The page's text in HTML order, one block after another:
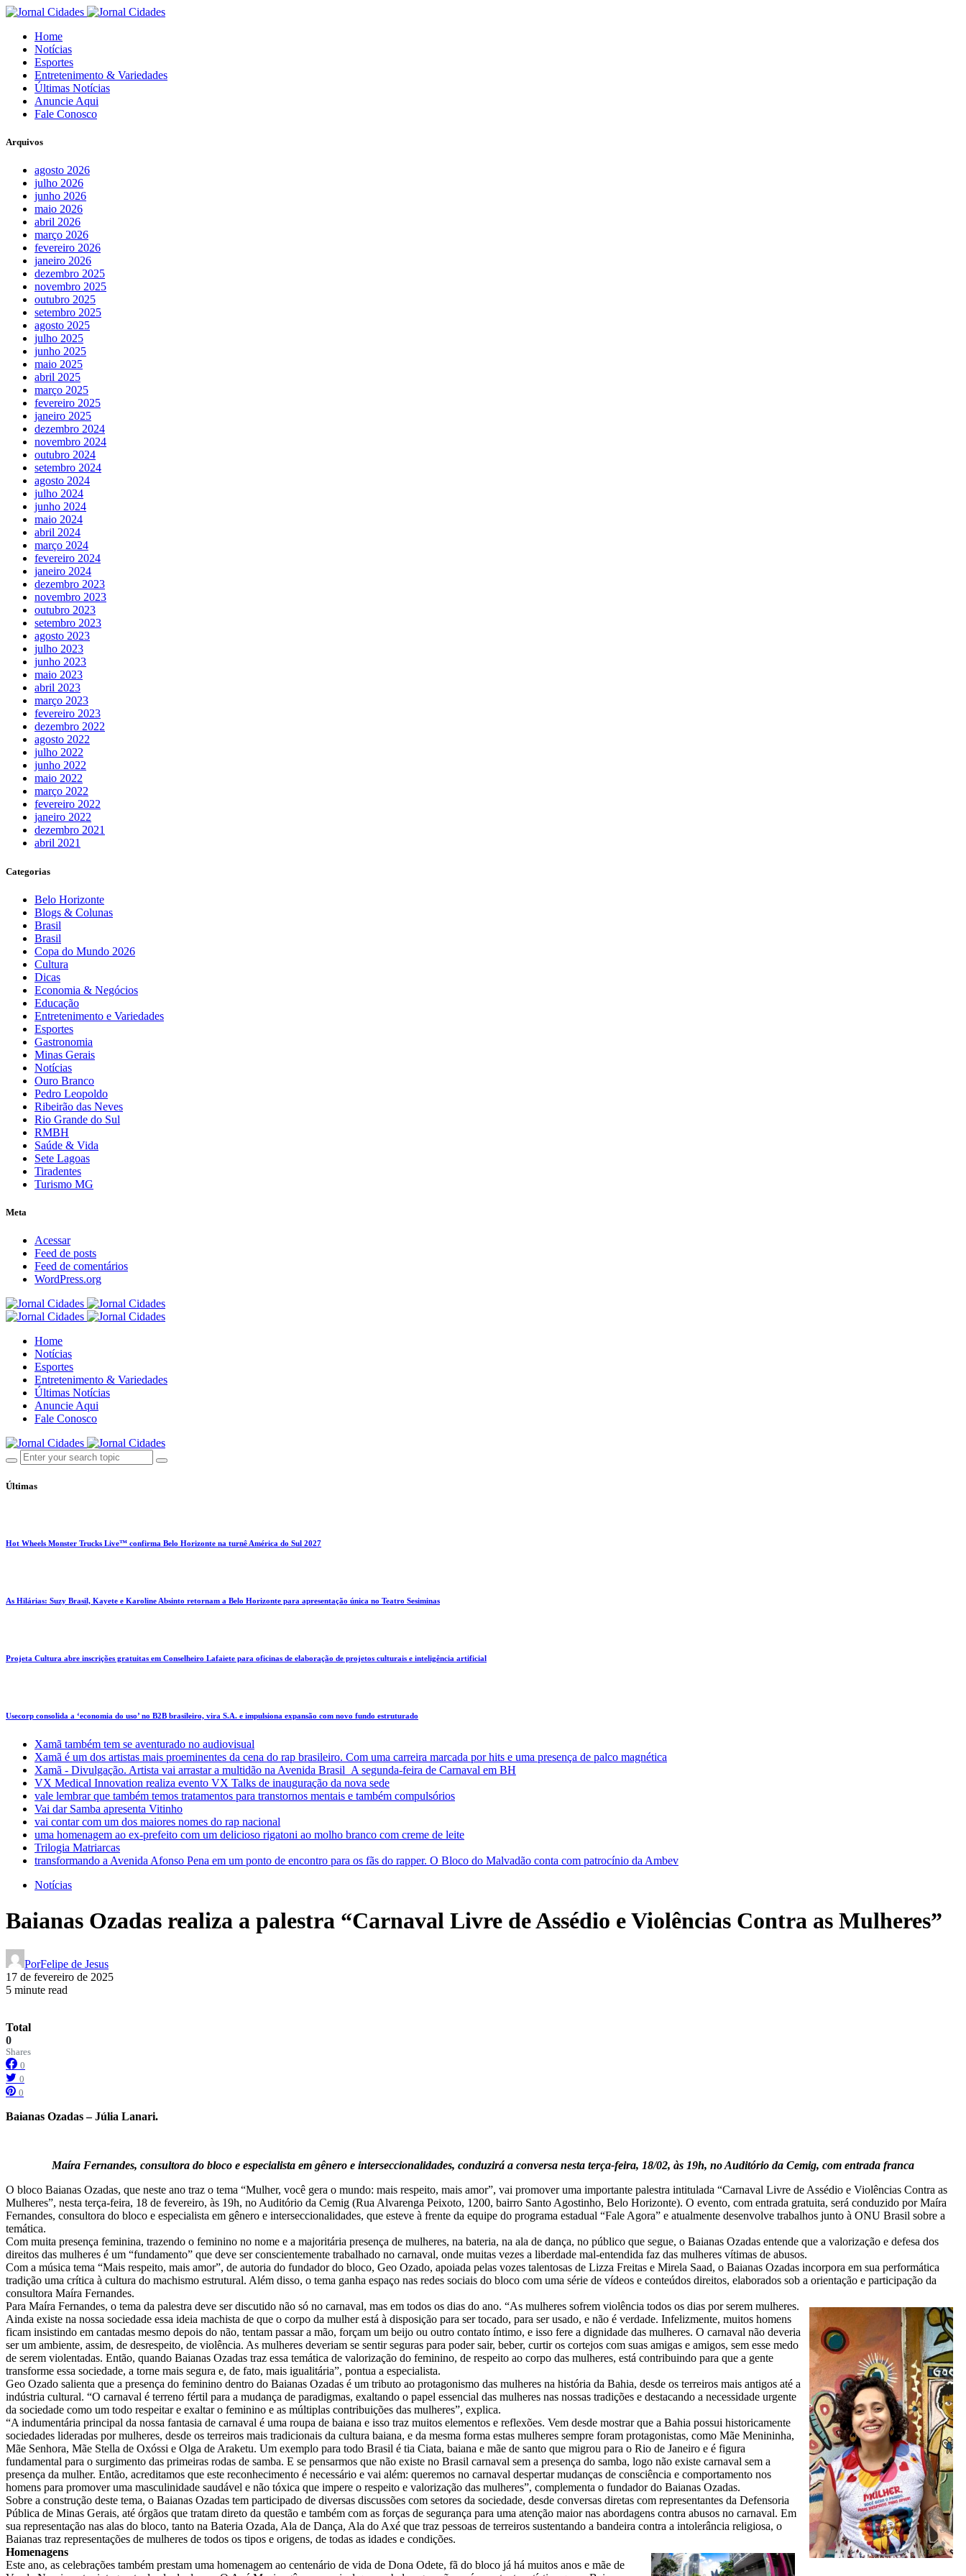
Home
Notícias
Esportes
Entretenimento & Variedades
Últimas Notícias
Anuncie Aqui
Fale Conosco
Arquivos
agosto 2026
julho 2026
junho 2026
maio 2026
abril 2026
março 2026
fevereiro 2026
janeiro 2026
dezembro 2025
novembro 2025
outubro 2025
setembro 2025
agosto 2025
julho 2025
junho 2025
maio 2025
abril 2025
março 2025
fevereiro 2025
janeiro 2025
dezembro 2024
novembro 2024
outubro 2024
setembro 2024
agosto 2024
julho 2024
junho 2024
maio 2024
abril 2024
março 2024
fevereiro 2024
janeiro 2024
dezembro 2023
novembro 2023
outubro 2023
setembro 2023
agosto 2023
julho 2023
junho 2023
maio 2023
abril 2023
março 2023
fevereiro 2023
dezembro 2022
agosto 2022
julho 2022
junho 2022
maio 2022
março 2022
fevereiro 2022
janeiro 2022
dezembro 2021
abril 2021
Categorias
Belo Horizonte
Blogs & Colunas
Brasil
Brasil
Copa do Mundo 2026
Cultura
Dicas
Economia & Negócios
Educação
Entretenimento e Variedades
Esportes
Gastronomia
Minas Gerais
Notícias
Ouro Branco
Pedro Leopoldo
Ribeirão das Neves
Rio Grande do Sul
RMBH
Saúde & Vida
Sete Lagoas
Tiradentes
Turismo MG
Meta
Acessar
Feed de posts
Feed de comentários
WordPress.org
Home
Notícias
Esportes
Entretenimento & Variedades
Últimas Notícias
Anuncie Aqui
Fale Conosco
Últimas
Hot Wheels Monster Trucks Live™ confirma Belo Horizonte na turnê América do Sul 2027
As Hilárias: Suzy Brasil, Kayete e Karoline Absinto retornam a Belo Horizonte para apresentação única no Teatro Sesiminas
Projeta Cultura abre inscrições gratuitas em Conselheiro Lafaiete para oficinas de elaboração de projetos culturais e inteligência artificial
Usecorp consolida a ‘economia do uso’ no B2B brasileiro, vira S.A. e impulsiona expansão com novo fundo estruturado
Xamã também tem se aventurado no audiovisual
Xamã é um dos artistas mais proeminentes da cena do rap brasileiro. Com uma carreira marcada por hits e uma presença de palco magnética
Xamã - Divulgação. Artista vai arrastar a multidão na Avenida Brasil A segunda-feira de Carnaval em BH
VX Medical Innovation realiza evento VX Talks de inauguração da nova sede
vale lembrar que também temos tratamentos para transtornos mentais e também compulsórios
Vai dar Samba apresenta Vitinho
vai contar com um dos maiores nomes do rap nacional
uma homenagem ao ex-prefeito com um delicioso rigatoni ao molho branco com creme de leite
Trilogia Matriarcas
transformando a Avenida Afonso Pena em um ponto de encontro para os fãs do rapper. O Bloco do Malvadão conta com patrocínio da Ambev
Notícias
Baianas Ozadas realiza a palestra “Carnaval Livre de Assédio e Violências Contra as Mulheres”
PorFelipe de Jesus
17 de fevereiro de 2025
5 minute read
Total
0
Shares
0
0
0
Baianas Ozadas – Júlia Lanari.
Maíra Fernandes, consultora do bloco e especialista em gênero e interseccionalidades, conduzirá a conversa nesta terça-feira, 18/02, às 19h, no Auditório da Cemig, com entrada franca
O bloco Baianas Ozadas, que neste ano traz o tema “Mulher, você gera o mundo: mais respeito, mais amor”, vai promover uma importante palestra intitulada “Carnaval Livre de Assédio e Violências Contra as
Mulheres”, nesta terça-feira, 18 de fevereiro, às 19h, no Auditório da Cemig (Rua Alvarenga Peixoto, 1200, bairro Santo Agostinho, Belo Horizonte). O evento, com entrada gratuita, será conduzido por Maíra
Fernandes, consultora do bloco e especialista em gênero e interseccionalidades, que esteve à frente da equipe do programa estadual “Fale Agora” e atualmente desenvolve trabalhos junto à ONU Brasil sobre a
temática.
Com muita presença feminina, trazendo o feminino no nome e a majoritária presença de mulheres, na bateria, na ala de dança, no público que segue, o Baianas Ozadas entende que a valorização e defesa dos
direitos das mulheres é um “fundamento” que deve ser conscientemente trabalhado no carnaval, onde muitas vezes a liberdade mal-entendida faz das mulheres vítimas de abusos.
Com a música tema “Mais respeito, mais amor”, de autoria do fundador do bloco, Geo Ozado, apoiada pelas vozes talentosas de Lizza Freitas e Mirela Saad, o Baianas Ozadas incorpora em sua performática
tradição uma crítica à cultura do machismo estrutural. Além disso, o tema ganha espaço nas redes sociais do bloco com uma série de vídeos e conteúdos direitos, elaborados sob a orientação e participação da
consultora Maíra Fernandes.
Para Maíra Fernandes, o tema da palestra deve ser discutido não só no carnaval, mas em todos os dias do ano. “As mulheres sofrem violência todos os dias por serem mulheres.
Ainda existe na nossa sociedade essa ideia machista de que o corpo da mulher está à disposição para ser tocado, para ser usado, e não é verdade. Infelizmente, muitos homens
ficam insistindo em cantadas mesmo depois do não, tentam passar a mão, forçam um beijo ou outro contato íntimo, e isso fere a dignidade das mulheres. O carnaval não deveria
ser um ambiente, assim, de desrespeito, de violência. As mulheres deveriam se sentir seguras para poder sair, beber, curtir os cortejos com suas amigas e amigos, sem esse medo
de serem violentadas. Então, quando Baianas Ozadas traz essa temática de valorização do feminino, de respeito ao corpo das mulheres, está contribuindo para que a gente
transforme essa sociedade, a torne mais segura e, de fato, mais igualitária”, pontua a especialista.
Geo Ozado salienta que a presença do feminino dentro do Baianas Ozadas é um tributo ao protagonismo das mulheres na história da Bahia, desde os terreiros mais antigos até a
indústria cultural. “O carnaval é terreno fértil para a mudança de paradigmas, exaltando o papel essencial das mulheres nas nossas tradições e destacando a necessidade urgente
da sociedade como um todo respeitar e exaltar o feminino e as múltiplas contribuições das mulheres”, explica.
“A indumentária principal da nossa fantasia de carnaval é uma roupa de baiana e isso traz muitos elementos e reflexões. Vem desde mostrar que a Bahia possui historicamente
sociedades lideradas por mulheres, desde os terreiros mais tradicionais da cultura baiana, e da mesma forma estas mulheres sempre foram protagonistas, como Mãe Menininha,
Mãe Senhora, Mãe Stella de Oxóssi e Olga de Araketu. Um exemplo para todo Brasil é tia Ciata, baiana e mãe de santo que migrou para o Rio de Janeiro e é figura
fundamental para o surgimento das primeiras rodas de samba. E se pensarmos que não existe no Brasil carnaval sem a presença do samba, logo não existe carnaval sem a
presença da mulher. Então, acreditamos que este reconhecimento é necessário e vai além: queremos no carnaval despertar mudanças de consciência e comportamento nos
homens para promover uma masculinidade saudável e não tóxica que impere o respeito e valorização das mulheres”, complementa o fundador do Baianas Ozadas.
Sobre a construção deste tema, o Baianas Ozadas tem participado de diversas discussões com setores da sociedade, desde conversas diretas com representantes da Defensoria
Pública de Minas Gerais, até órgãos que tratam direto da questão e também com as forças de segurança para uma atenção maior nas abordagens contra abusos no carnaval. Em
sua representação nas alas do bloco, tanto na Bateria Ozada, Ala de Dança, Ala do Axé que traz pessoas de terreiros sustentando a bandeira contra a intolerância religiosa, o
Baianas traz representações de mulheres de todos os tipos e origens, de todas as idades e condições.
Homenagens
Este ano, as celebrações também prestam uma homenagem ao centenário de vida de Dona Odete, fã do bloco já há muitos anos e mãe de